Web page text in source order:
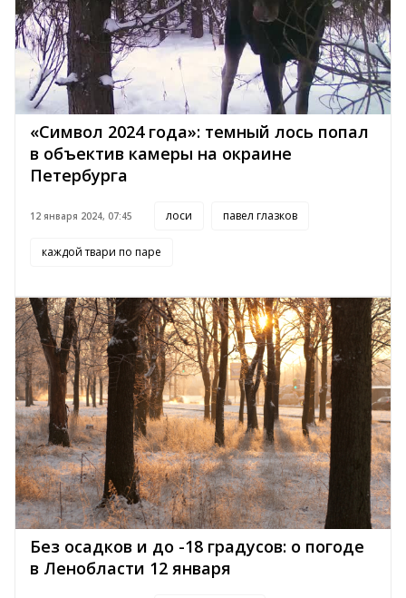
«Символ 2024 года»: темный лось попал
в объектив камеры на окраине
Петербурга
12 января 2024, 07:45 лоси павел глазков
каждой твари по паре
Без осадков и до -18 градусов: о погоде
в Ленобласти 12 января